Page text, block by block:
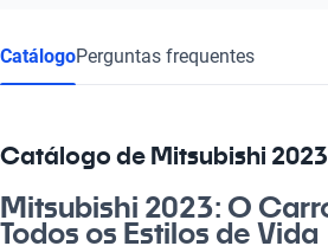
CatálogoPerguntas frequentes
Catálogo de Mitsubishi 2023
Mitsubishi 2023: O
Todos os Estilos de Vida